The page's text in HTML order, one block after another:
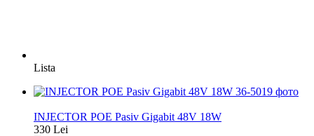
Lista
INJECTOR POE Pasiv Gigabit 48V 18W
330 Lei